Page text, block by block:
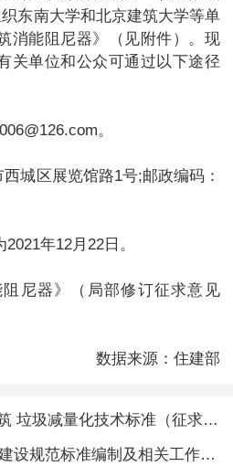
织东南大学和北京建筑大学等单
消能阻尼器》（见附件）。现
关单位和公众可通过以下途径
。
区展览馆路1号;邮政编码：
年12月22日。
阻尼器》（局部修订征求意见
数据来源：住建部
圾减量化技术标准（征求意见稿）》
标准编制及相关工作计划 （征求意见稿）》